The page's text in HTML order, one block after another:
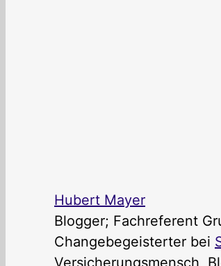
Hubert Mayer
Blogger; Fachreferent
Changebegeisterter bei
Versicherungsmensch,